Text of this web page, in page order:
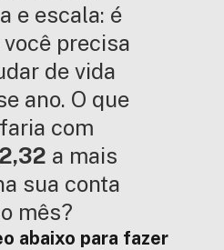
e escala: é
precisa
de vida
ano. O que
com
a mais
sua conta
mês?
abaixo para fazer